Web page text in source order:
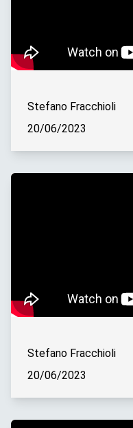
Stefano Fracchioli
20/06/2023
Stefano Fracchioli
20/06/2023